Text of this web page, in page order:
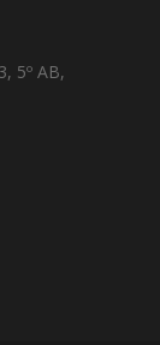
5º AB,